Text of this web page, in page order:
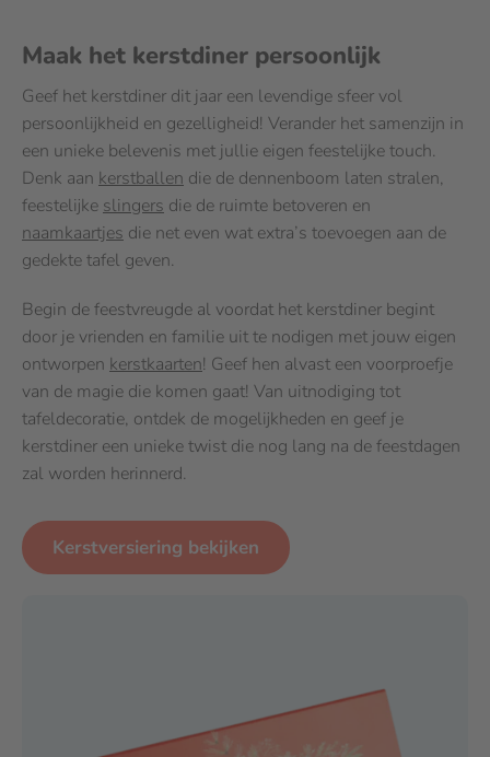
Maak het kerstdiner persoonlijk
Geef het kerstdiner dit jaar een levendige sfeer vol
persoonlijkheid en gezelligheid! Verander het samenzijn in
een unieke belevenis met jullie eigen feestelijke touch.
Denk aan kerstballen die de dennenboom laten stralen,
feestelijke slingers die de ruimte betoveren en
naamkaartjes die net even wat extra’s toevoegen aan de
gedekte tafel geven.
Begin de feestvreugde al voordat het kerstdiner begint
door je vrienden en familie uit te nodigen met jouw eigen
ontworpen kerstkaarten! Geef hen alvast een voorproefje
van de magie die komen gaat! Van uitnodiging tot
tafeldecoratie, ontdek de mogelijkheden en geef je
kerstdiner een unieke twist die nog lang na de feestdagen
zal worden herinnerd.
Kerstversiering bekijken